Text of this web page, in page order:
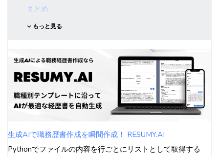
まとめ
もっと見る
生成AIで職務歴書作成を瞬間作成！ RESUMY.AI
Pythonでファイルの内容を行ごとにリストとして取得する